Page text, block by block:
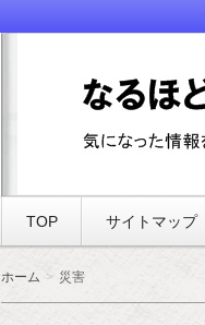
なるほど日記
TOP サイトマップ
ホーム 災害